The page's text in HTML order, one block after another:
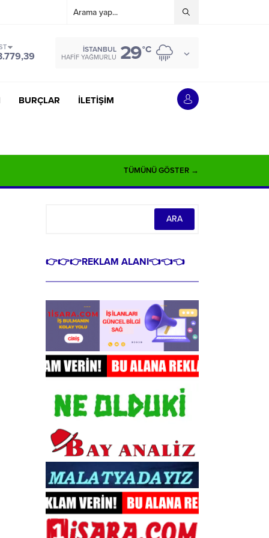
İSTANBUL
HAFIF YAĞMURLU 29°C
BURÇLAR İLETİŞİM
TÜMÜNÜ GÖSTER →
👉👉👉REKLAM ALANI👈👈👈